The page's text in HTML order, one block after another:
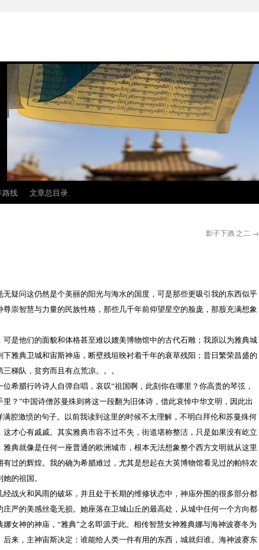
路线 文章总目录
影子下酒 之二 →
疑问这仍然是个美丽的阳光与海水的国度，可是那些更吸引我的东西似乎
崇智慧与力量的民族性格，那些几千年前仰望星空的脸庞，那股充满想象
是他们的面貌和体格甚至难以媲美博物馆中的古代石雕；我原以为雅典城
雅典卫城和宙斯神庙，断壁残垣映衬着千年的衰草残阳；昔日繁荣昌盛的
梯队，贫穷而且有点荒凉。。。
希腊行吟诗人自弹自唱，哀叹“祖国啊，此刻你在哪里？你高贵的琴弦，
？”中国诗僧苏曼殊则将这一段翻为旧体诗，借此哀悼中华文明，因此出
腔激愤的句子。以前我读到这里的时候不太理解，不明白拜伦和苏曼殊何
才心有戚戚。其实雅典市容不过不失，街道堪称整洁，只是如果没有屹立
典就像是任何一座普通的欧洲城市，根本无法想象整个西方文明就从这里
过的辉煌。我的确为希腊难过，尤其是想起在大英博物馆看见过的帕特农
的祖国。
战火和风雨的破坏，并且处于长期的维修状态中，神庙外围的很多部分都
严的美感丝毫无损。她座落在卫城山丘的最高处，从城中任何一个方向都
女神的神庙，“雅典”之名即源于此。相传智慧女神雅典娜与海神波赛冬为
来，主神宙斯决定：谁能给人类一件有用的东西，城就归谁。海神波赛东